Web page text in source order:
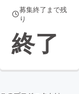
募集終了まで残
り
終了